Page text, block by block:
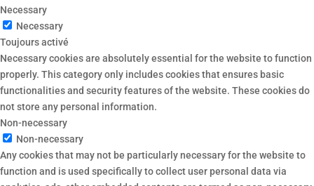
Necessary
Necessary
Toujours activé
Necessary cookies are absolutely essential for the website to function
properly. This category only includes cookies that ensures basic
functionalities and security features of the website. These cookies do
not store any personal information.
Non-necessary
Non-necessary
Any cookies that may not be particularly necessary for the website to
function and is used specifically to collect user personal data via